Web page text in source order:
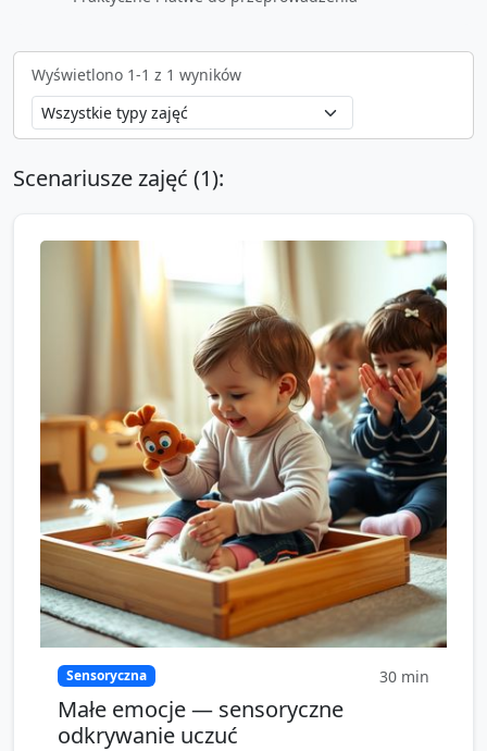
Wyświetlono 1-1 z 1 wyników
Scenariusze zajęć (1):
Sensoryczna 30 min
Małe emocje — sensoryczne
odkrywanie uczuć